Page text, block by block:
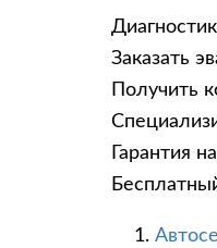
Заказать
Получить
Гарантия